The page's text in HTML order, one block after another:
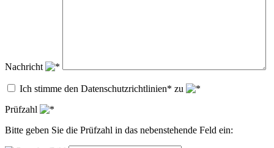
Nachricht
Ich stimme den Datenschutzrichtlinien* zu
Prüfzahl
Bitte geben Sie die Prüfzahl in das nebenstehende Feld ein: